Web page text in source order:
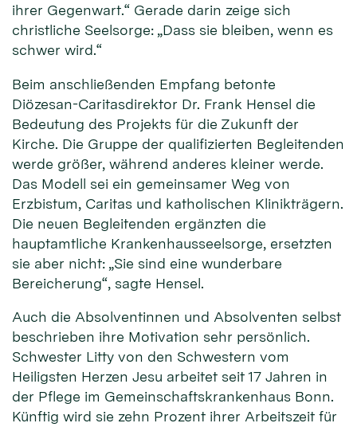
ihrer Gegenwart.“ Gerade darin zeige sich
christliche Seelsorge: „Dass sie bleiben, wenn es
schwer wird.“
Beim anschließenden Empfang betonte
Diözesan-Caritasdirektor Dr. Frank Hensel die
Bedeutung des Projekts für die Zukunft der
Kirche. Die Gruppe der qualifizierten Begleitenden
werde größer, während anderes kleiner werde.
Das Modell sei ein gemeinsamer Weg von
Erzbistum, Caritas und katholischen Klinikträgern.
Die neuen Begleitenden ergänzten die
hauptamtliche Krankenhausseelsorge, ersetzten
sie aber nicht: „Sie sind eine wunderbare
Bereicherung“, sagte Hensel.
Auch die Absolventinnen und Absolventen selbst
beschrieben ihre Motivation sehr persönlich.
Schwester Litty von den Schwestern vom
Heiligsten Herzen Jesu arbeitet seit 17 Jahren in
der Pflege im Gemeinschaftskrankenhaus Bonn.
Künftig wird sie zehn Prozent ihrer Arbeitszeit für